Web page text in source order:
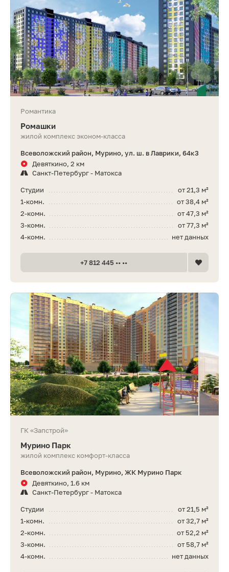
Романтика
Ромашки
жилой комплекс эконом-класса
Всеволожский район, Мурино, ул. ш. в Лаврики, 64к3
Девяткино, 2 км
Санкт-Петербург - Матокса
от 21,3 м²
Студии
от 38,4 м²
1-комн.
от 47,3 м²
2-комн.
от 77,3 м²
3-комн.
нет данных
4-комн.
+7 812 445 •• ••
ГК «Запстрой»
Мурино Парк
жилой комплекс комфорт-класса
Всеволожский район, Мурино, ЖК Мурино Парк
Девяткино, 1.6 км
Санкт-Петербург - Матокса
от 21,5 м²
Студии
от 32,7 м²
1-комн.
от 52,2 м²
2-комн.
от 58,7 м²
3-комн.
нет данных
4-комн.